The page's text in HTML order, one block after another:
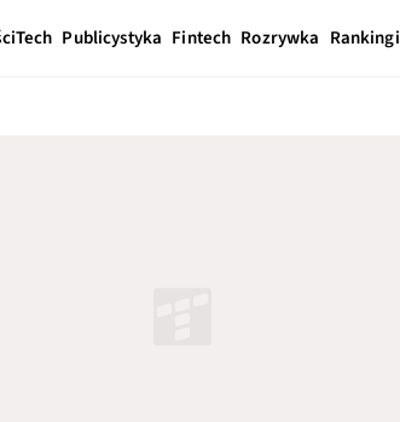
Tech Publicystyka Fintech Rozrywka Rankingi